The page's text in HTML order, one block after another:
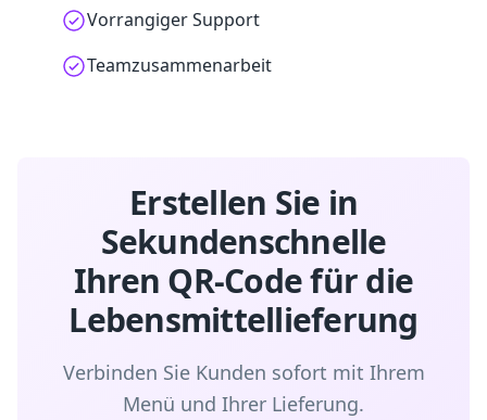
Vorrangiger Support
Teamzusammenarbeit
Erstellen Sie in
Sekundenschnelle
Ihren QR-Code für die
Lebensmittellieferung
Verbinden Sie Kunden sofort mit Ihrem
Menü und Ihrer Lieferung.